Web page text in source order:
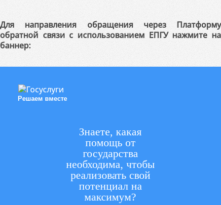
Для направления обращения через Платформу
обратной связи с использованием ЕПГУ нажмите на
баннер:
Решаем вместе
Знаете, какая
помощь от
государства
необходима, чтобы
реализовать свой
потенциал на
максимум?